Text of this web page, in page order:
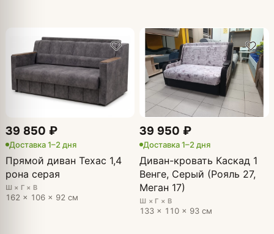
39 850 ₽
Доставка 1–2 дня
Прямой диван Техас 1,4
рона серая
Ш × Г × В
162 × 106 × 92 см
39 950 ₽
Доставка 1–2 дня
Диван-кровать Каскад 1
Венге, Серый (Рояль 27,
Меган 17)
Ш × Г × В
133 × 110 × 93 см